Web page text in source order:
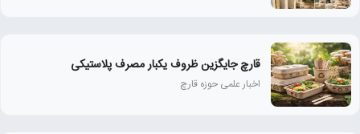
قارچ جایگزین ظروف یکبار مصرف پلاستیکی
اخبار علمی حوزه قارچ